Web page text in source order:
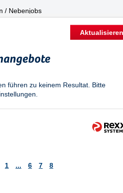
/ Nebenjobs
führen zu keinem Resultat. Bitte
1 ... 6 7 8